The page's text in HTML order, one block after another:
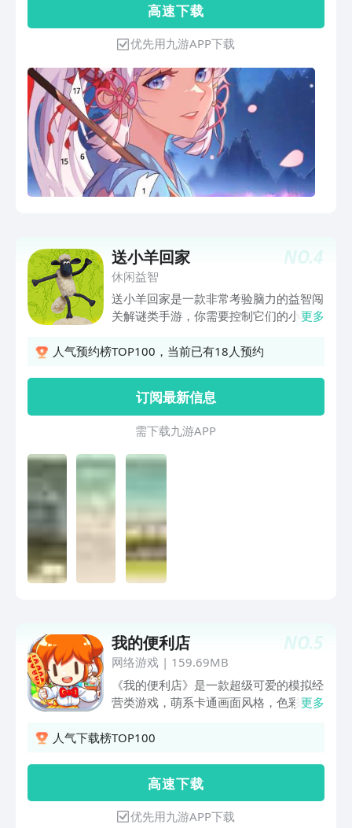
等。我们设计了精美的画面，让玩家可以
极简的方式表达自己的涂鸦风格。无论是
想将一副多彩图像或是想要放松身心，绘
画涂色书都能满足你的需求。现在就下载
我们的涂色书，并开始创造你美妙的涂鸦
世界吧！
高 速 下 载
优先用九游APP下载
NO.4
送小羊回家
休闲益智
送小羊回家是一款非常考验脑力的益智闯
关解谜类手游，你需要控制它们的小羊在
发挥它们的效果，然后你就可以回家了。
游戏拥有独特的思维，全新的破级内容为
您带来不一样的游戏体验！
更多
人气预约榜TOP100，当前已有18人预约
订阅最新信息
需 下 载 九 游 A P P
NO.5
我的便利店
网络游戏| 159.69MB
《我的便利店》是一款超级可爱的模拟经
营类游戏，萌系卡通画面风格，色彩绚丽
戏就如同看动画，一景一物处处萌动你
传统模拟经营类游戏，可通过强化商品来
提高销售吸引力，又可定制店铺特色商
品，培养回头客，还有增强互动性的好友
模式，多种玩法任你选。 销售系统，卖
更多
人气下载榜TOP100
高 速 下 载
优先用九游APP下载